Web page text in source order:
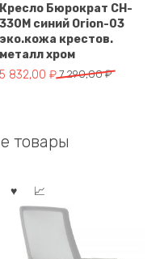
Кресло Бюрократ CH-
330M синий Orion-03
эко.кожа крестов.
металл хром
7 290,00₽
Первоначальная
₽.
5 832,00 ₽
Текущая
товары